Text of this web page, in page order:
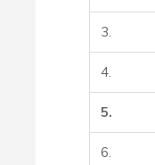
3.
4.
5.
6.